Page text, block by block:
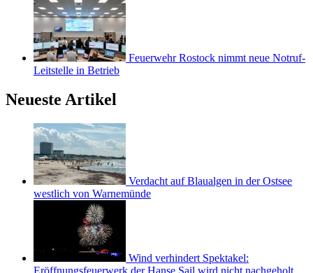
Feuerwehr Rostock nimmt neue Notruf-
Leitstelle in Betrieb
Neueste Artikel
Verdacht auf Blaualgen in der Ostsee
westlich von Warnemünde
Wind verhindert Spektakel: